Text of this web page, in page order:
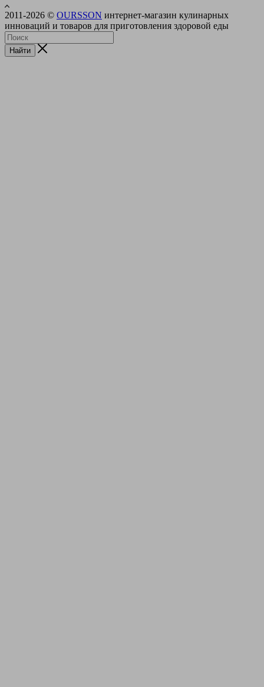
2011-2026 © OURSSON интернет-магазин кулинарных
инноваций и товаров для приготовления здоровой еды
Найти